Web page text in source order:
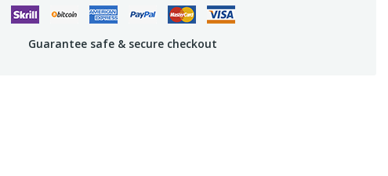
Guarantee safe & secure checkout